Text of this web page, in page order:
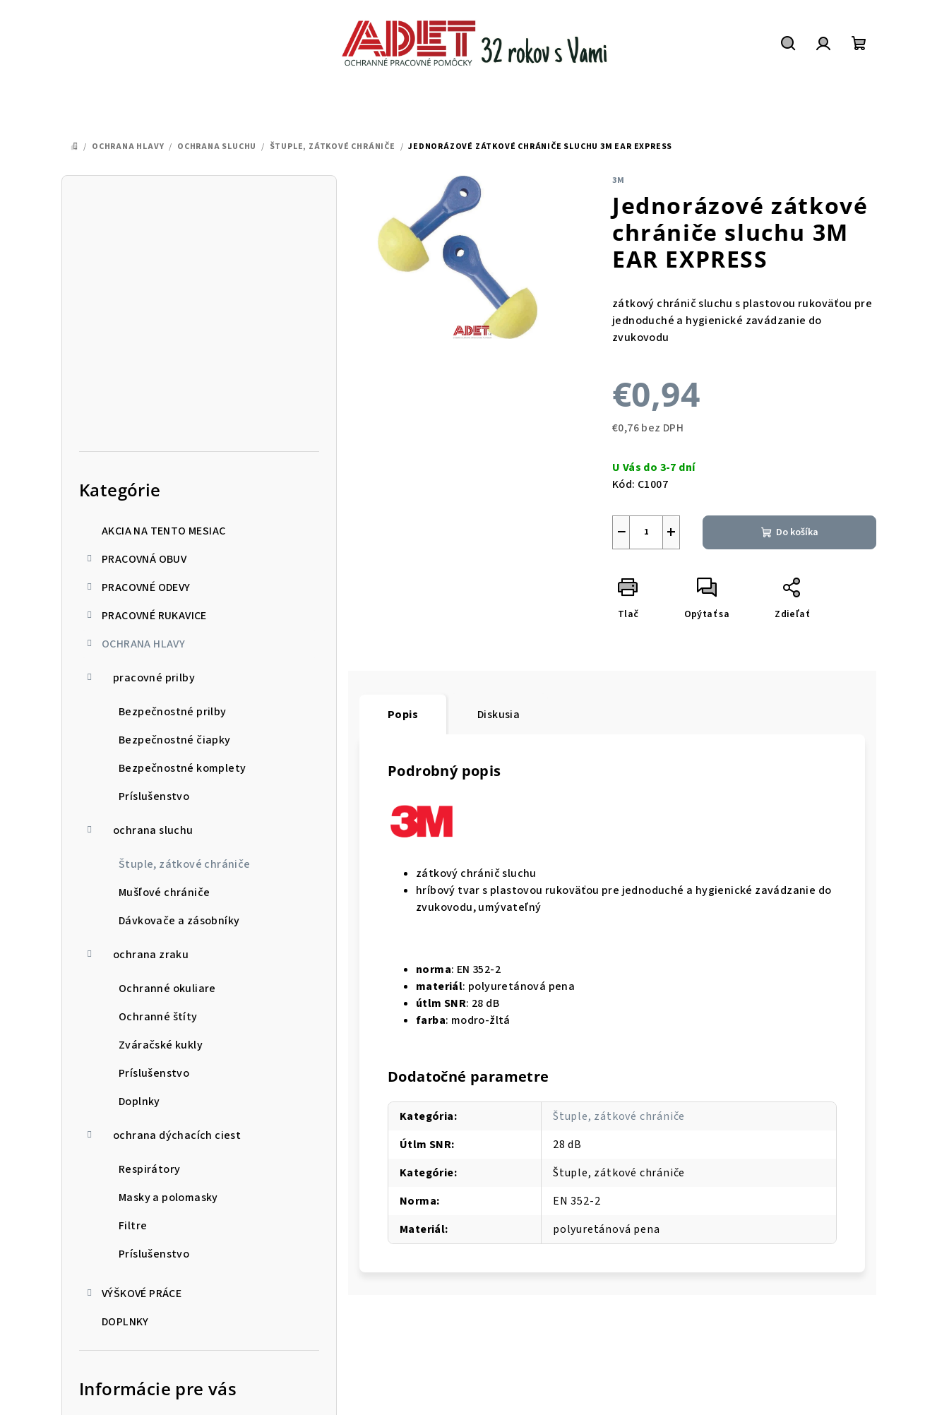
DOMOV
/ OCHRANA HLAVY / OCHRANA SLUCHU / ŠTUPLE, ZÁTKOVÉ CHRÁNIČE / JEDNORÁZOVÉ ZÁTKOVÉ CHRÁNIČE SLUCHU 3M EAR EXPRESS
B
Kategórie
AKCIA NA TENTO MESIAC
PRACOVNÁ OBUV
PRACOVNÉ ODEVY
PRACOVNÉ RUKAVICE
OCHRANA HLAVY
pracovné prilby
Bezpečnostné prilby
Bezpečnostné čiapky
Bezpečnostné komplety
Príslušenstvo
ochrana sluchu
Štuple, zátkové chrániče
Mušľové chrániče
Dávkovače a zásobníky
ochrana zraku
Ochranné okuliare
Ochranné štíty
Zváračské kukly
Príslušenstvo
Doplnky
ochrana dýchacích ciest
Respirátory
Masky a polomasky
Filtre
Príslušenstvo
VÝŠKOVÉ PRÁCE
DOPLNKY
Informácie pre vás
3M
Jednorázové zátkové
chrániče sluchu 3M
EAR EXPRESS
zátkový chránič sluchu s plastovou rukoväťou pre
jednoduché a hygienické zavádzanie do
zvukovodu
€0,94
€0,76 bez DPH
cena:
U Vás do 3-7 dní
Kód: C1007
+
− Do košíka
Tlač Opýtať sa Zdieľať
Popis Diskusia
Podrobný popis
zátkový chránič sluchu
hríbový tvar s plastovou rukoväťou pre jednoduché a hygienické zavádzanie do
zvukovodu, umývateľný
norma: EN 352-2
materiál: polyuretánová pena
útlm SNR: 28 dB
farba: modro-žltá
Dodatočné parametre
Kategória:
Štuple, zátkové chrániče
Útlm SNR:
28 dB
Kategórie:
Štuple, zátkové chrániče
Norma:
EN 352-2
Materiál: polyuretánová pena